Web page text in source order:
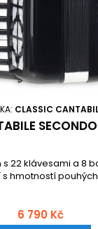
CLASSIC
22 klávesami a 8
hmotností pouhých
6 790 Kč